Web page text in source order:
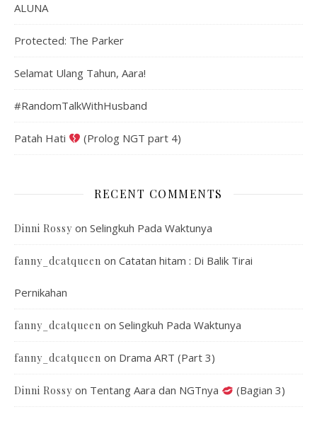
ALUNA
Protected: The Parker
Selamat Ulang Tahun, Aara!
#RandomTalkWithHusband
Patah Hati (Prolog NGT part 4)
RECENT COMMENTS
Dinni Rossy on Selingkuh Pada Waktunya
fanny_dcatqueen on Catatan hitam : Di Balik Tirai
Pernikahan
fanny_dcatqueen on Selingkuh Pada Waktunya
fanny_dcatqueen on Drama ART (Part 3)
Dinni Rossy on Tentang Aara dan NGTnya (Bagian 3)